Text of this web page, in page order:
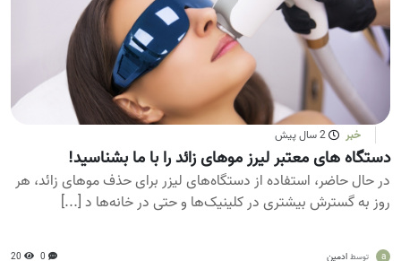
خبر 2 سال پیش
دستگاه های معتبر لیرز موهای زائد را با ما بشناسید!
در حال حاضر، استفاده از دستگاه‌های لیزر برای حذف موهای زائد، هر
روز به گسترش بیشتری در کلینیک‌ها و حتی در خانه‌ها د [...]
a توسط ادمین 0
20